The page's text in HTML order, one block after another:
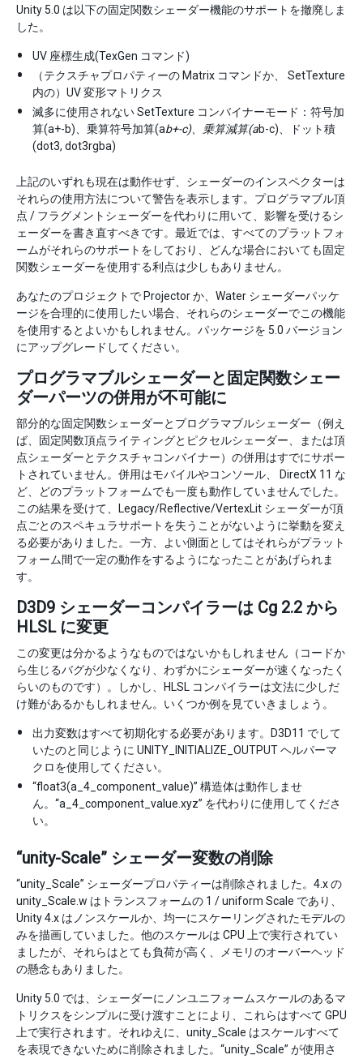
Unity 5.0 は以下の固定関数シェーダー機能のサポートを撤廃しま
した。
UV 座標生成(TexGen コマンド)
（テクスチャプロパティーの Matrix コマンドか、 SetTexture
内の）UV 変形マトリクス
滅多に使用されない SetTexture コンバイナーモード：符号加
算(a+-b)、乗算符号加算(ab+-c)、乗算減算(ab-c)、ドット積
(dot3, dot3rgba)
上記のいずれも現在は動作せず、シェーダーのインスペクターは
それらの使用方法について警告を表示します。プログラマブル頂
点 / フラグメントシェーダーを代わりに用いて、影響を受けるシ
ェーダーを書き直すべきです。最近では、すべてのプラットフォ
ームがそれらのサポートをしており、どんな場合においても固定
関数シェーダーを使用する利点は少しもありません。
あなたのプロジェクトで Projector か、Water シェーダーパッケ
ージを合理的に使用したい場合、それらのシェーダーでこの機能
を使用するとよいかもしれません。パッケージを 5.0 バージョン
にアップグレードしてください。
プログラマブルシェーダーと固定関数シェー
ダーパーツの併用が不可能に
部分的な固定関数シェーダーとプログラマブルシェーダー（例え
ば、固定関数頂点ライティングとピクセルシェーダー、または頂
点シェーダーとテクスチャコンバイナー）の併用はすでにサポー
トされていません。併用はモバイルやコンソール、 DirectX 11 な
ど、どのプラットフォームでも一度も動作していませんでした。
この結果を受けて、Legacy/Reflective/VertexLit シェーダーが頂
点ごとのスペキュラサポートを失うことがないように挙動を変え
る必要がありました。一方、よい側面としてはそれらがプラット
フォーム間で一定の動作をするようになったことがあげられま
す。
D3D9 シェーダーコンパイラーは Cg 2.2 から
HLSL に変更
この変更は分かるようなものではないかもしれません（コードか
ら生じるバグが少なくなり、わずかにシェーダーが速くなったく
らいのものです）。しかし、HLSL コンパイラーは文法に少しだ
け難があるかもしれません。いくつか例を見ていきましょう。
出力変数はすべて初期化する必要があります。D3D11 でして
いたのと同じように UNITY_INITIALIZE_OUTPUT ヘルパーマ
クロを使用してください。
“float3(a_4_component_value)” 構造体は動作しませ
ん。“a_4_component_value.xyz” を代わりに使用してくださ
い。
“unity-Scale” シェーダー変数の削除
“unity_Scale” シェーダープロパティーは削除されました。4.x の
unity_Scale.w はトランスフォームの 1 / uniform Scale であり、
Unity 4.x はノンスケールか、均一にスケーリングされたモデルの
みを描画していました。他のスケールは CPU 上で実行されてい
ましたが、それらはとても負荷が高く、メモリのオーバーヘッド
の懸念もありました。
Unity 5.0 では、シェーダーにノンユニフォームスケールのあるマ
トリクスをシンプルに受け渡すことにより、これらはすべて GPU
上で実行されます。それゆえに、unity_Scale はスケールすべて
を表現できないために削除されました。“unity_Scale” が使用さ